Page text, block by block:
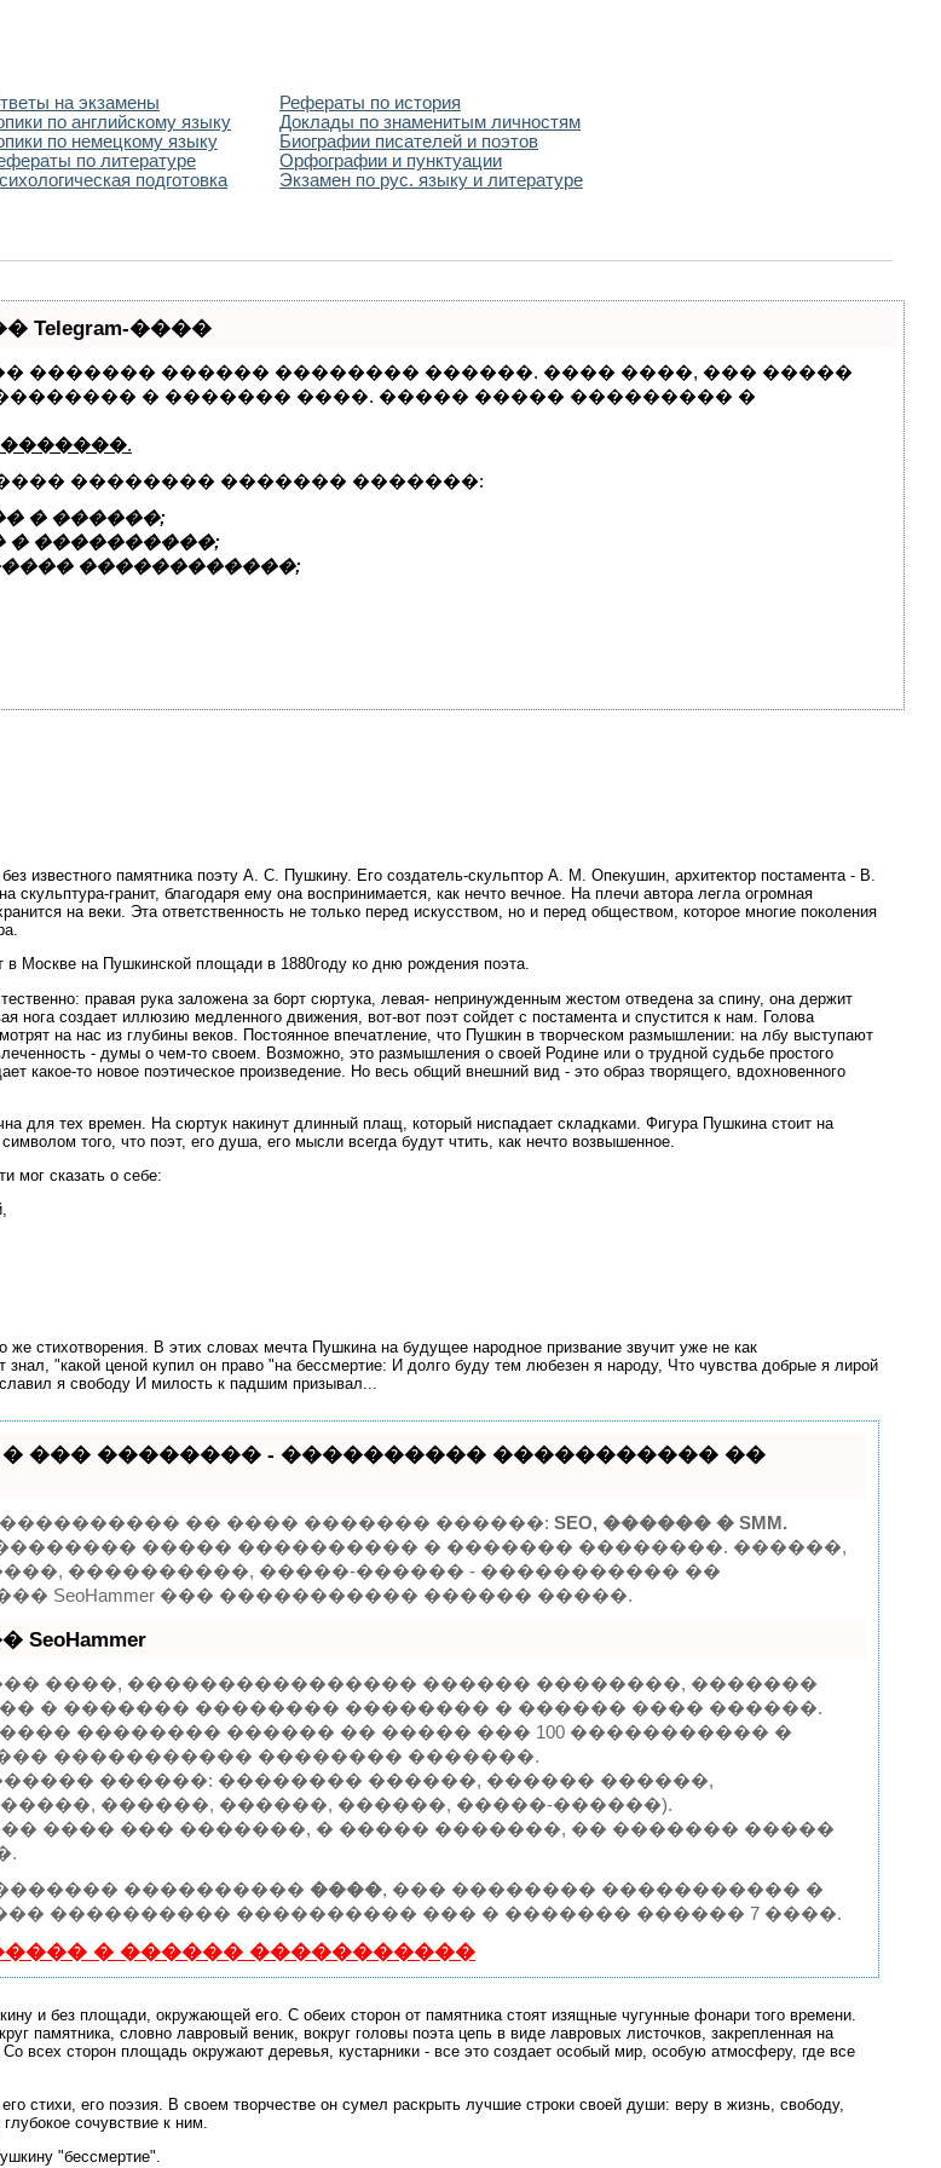
на экзамены
по английскому языку
по немецкому языку
по литературе
подготовка
Рефераты по история
Доклады по знаменитым личностям
Биографии писателей и поэтов
Орфографии и пунктуации
Экзамен по рус. языку и литературе
����
������� ������ �������� ������. ���� ����, ��� �����
� ������� ����. ����� ����� ��������� �
.
�������� ������� �������:
� ������;
� ����������;
������������;
известного памятника поэту А. С. Пушкину. Его создатель-скульптор А. М. Опекушин, архитектор постамента - В.
скульптура-гранит, благодаря ему она воспринимается, как нечто вечное. На плечи автора легла огромная
на веки. Эта ответственность не только перед искусством, но и перед обществом, которое многие поколения
Москве на Пушкинской площади в 1880году ко дню рождения поэта.
правая рука заложена за борт сюртука, левая- непринужденным жестом отведена за спину, она держит
нога создает иллюзию медленного движения, вот-вот поэт сойдет с постамента и спустится к нам. Голова
на нас из глубины веков. Постоянное впечатление, что Пушкин в творческом размышлении: на лбу выступают
- думы о чем-то своем. Возможно, это размышления о своей Родине или о трудной судьбе простого
какое-то новое поэтическое произведение. Но весь общий внешний вид - это образ творящего, вдохновенного
для тех времен. На сюртук накинут длинный плащ, который ниспадает складками. Фигура Пушкина стоит на
того, что поэт, его душа, его мысли всегда будут чтить, как нечто возвышенное.
мог сказать о себе:
же стихотворения. В этих словах мечта Пушкина на будущее народное призвание звучит уже не как
знал, "какой ценой купил он право "на бессмертие: И долго буду тем любезен я народу, Что чувства добрые я лирой
я свободу И милость к падшим призывал...
��� �������� - ���������� ����������� ��
�� ���� ������� ������: SEO, ������ � SMM.
����� ���������� � ������� ��������. ������,
����������, �����-������ - ����������� ��
SeoHammer ��� ����������� ������ �����.
����, ���������������� ������ ��������, �������
� ������� �������� �������� � ������ ���� ������.
�������� ������ �� ����� ��� 100 ����������� �
����������� �������� �������.
������: �������� ������, ������ ������,
������, ������, ������, �����-������).
��� ���� ��� �������, � ����� �������, �� ������� �����
���������� ����, ��� �������� ����������� �
���������� ���������� ��� � ������� ������ 7 ����.
� ������ �����������
и без площади, окружающей его. С обеих сторон от памятника стоят изящные чугунные фонари того времени.
памятника, словно лавровый веник, вокруг головы поэта цепь в виде лавровых листочков, закрепленная на
всех сторон площадь окружают деревья, кустарники - все это создает особый мир, особую атмосферу, где все
стихи, его поэзия. В своем творчестве он сумел раскрыть лучшие строки своей души: веру в жизнь, свободу,
сочувствие к ним.
"бессмертие".